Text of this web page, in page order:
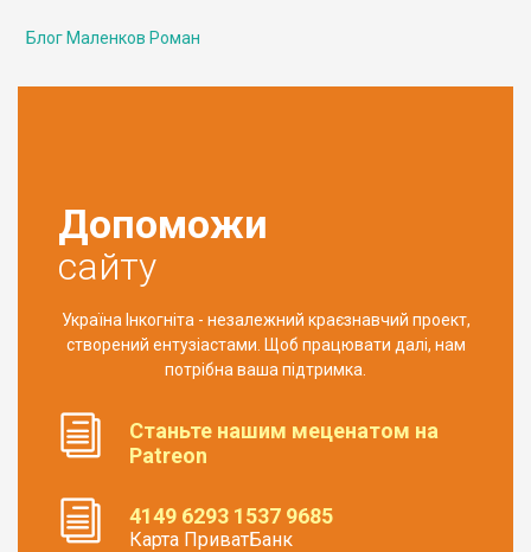
Блог Маленков Роман
Допоможи
сайту
Україна Інкогніта - незалежний краєзнавчий проект,
створений ентузіастами. Щоб працювати далі, нам
потрібна ваша підтримка.
Станьте нашим меценатом на
Patreon
4149 6293 1537 9685
Карта ПриватБанк